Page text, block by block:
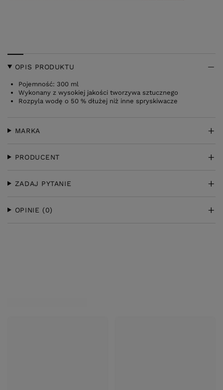
OPIS PRODUKTU
Pojemność: 300 ml
Wykonany z wysokiej jakości tworzywa sztucznego
Rozpyla wodę o 50 % dłużej niż inne spryskiwacze
MARKA
PRODUCENT
ZADAJ PYTANIE
OPINIE (0)